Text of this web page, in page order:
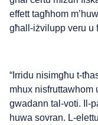
effett tagħhom
għall-iżvilupp veru u
“Irridu nisimgħu t-
mhux nisfruttawhom
gwadann tal-voti. Il-
huwa sovran. L-